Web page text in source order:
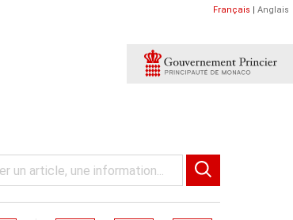
Français | Anglais